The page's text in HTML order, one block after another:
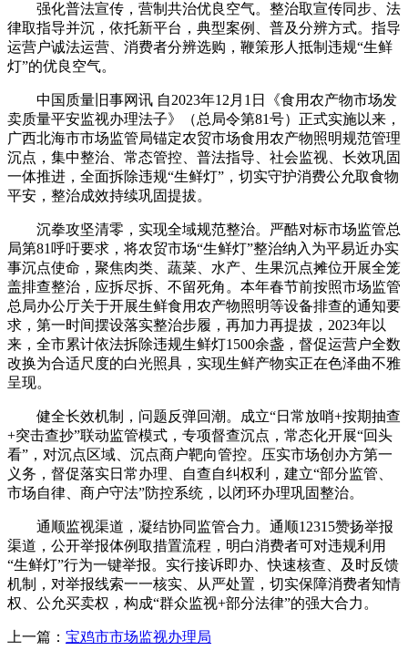
强化普法宣传，营制共治优良空气。整治取宣传同步、法
律取指导并沉，依托新平台，典型案例、普及分辨方式。指导
运营户诚法运营、消费者分辨选购，鞭策形人抵制违规“生鲜
灯”的优良空气。
中国质量旧事网讯 自2023年12月1日《食用农产物市场发
卖质量平安监视办理法子》（总局令第81号）正式实施以来，
广西北海市市场监管局锚定农贸市场食用农产物照明规范管理
沉点，集中整治、常态管控、普法指导、社会监视、长效巩固
一体推进，全面拆除违规“生鲜灯”，切实守护消费公允取食物
平安，整治成效持续巩固提拔。
沉拳攻坚清零，实现全域规范整治。严酷对标市场监管总
局第81呼吁要求，将农贸市场“生鲜灯”整治纳入为平易近办实
事沉点使命，聚焦肉类、蔬菜、水产、生果沉点摊位开展全笼
盖排查整治，应拆尽拆、不留死角。本年春节前按照市场监管
总局办公厅关于开展生鲜食用农产物照明等设备排查的通知要
求，第一时间摆设落实整治步履，再加力再提拔，2023年以
来，全市累计依法拆除违规生鲜灯1500余盏，督促运营户全数
改换为合适尺度的白光照具，实现生鲜产物实正在色泽曲不雅
呈现。
健全长效机制，问题反弹回潮。成立“日常放哨+按期抽查
+突击查抄”联动监管模式，专项督查沉点，常态化开展“回头
看”，对沉点区域、沉点商户靶向管控。压实市场创办方第一
义务，督促落实日常办理、自查自纠权利，建立“部分监管、
市场自律、商户守法”防控系统，以闭环办理巩固整治。
通顺监视渠道，凝结协同监管合力。通顺12315赞扬举报
渠道，公开举报体例取措置流程，明白消费者可对违规利用
“生鲜灯”行为一键举报。实行接诉即办、快速核查、及时反馈
机制，对举报线索一一核实、从严处置，切实保障消费者知情
权、公允买卖权，构成“群众监视+部分法律”的强大合力。
上一篇： 宝鸡市市场监视办理局